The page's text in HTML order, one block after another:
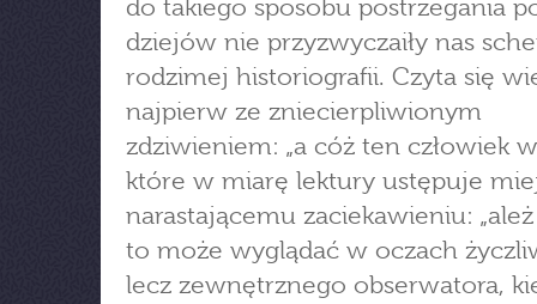
do takiego sposobu postrzegania
dziejów nie przyzwyczaiły nas
rodzimej historiografii. Czyta się
najpierw ze zniecierpliwionym
zdziwieniem: „a cóż ten człowiek
które w miarę lektury ustępuje
narastającemu zaciekawieniu:
to może wyglądać w oczach
lecz zewnętrznego obserwatora,